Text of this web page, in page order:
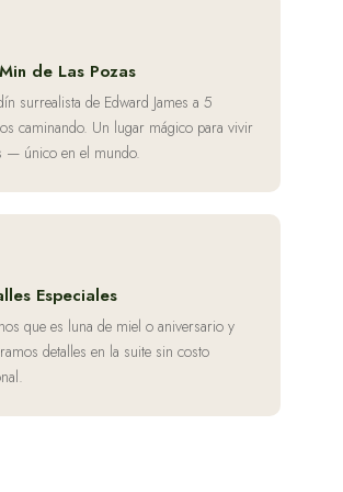
de Las Pozas
surrealista de Edward James a 5
caminando. Un lugar mágico para vivir
— único en el mundo.
Especiales
que es luna de miel o aniversario y
detalles en la suite sin costo